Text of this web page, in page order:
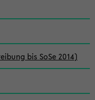
bis SoSe 2014)